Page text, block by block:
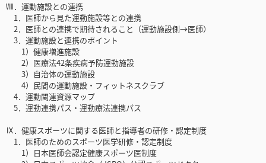
Ⅷ．運動施設との連携
1．医師から見た運動施設等との連携
2．医師との連携で期待されること（運動施設側→医師）
3．運動施設と連携のポイント
1）健康増進施設
2）医療法42条疾病予防運動施設
3）自治体の運動施設
4）民間の運動施設・フィットネスクラブ
4．運動関連資源マップ
5．運動連携パス・運動療法連携パス
Ⅸ．健康スポーツに関する医師と指導者の研修・認定制度
1．医師のためのスポーツ医学研修・認定制度
1）日本医師会認定健康スポーツ医制度